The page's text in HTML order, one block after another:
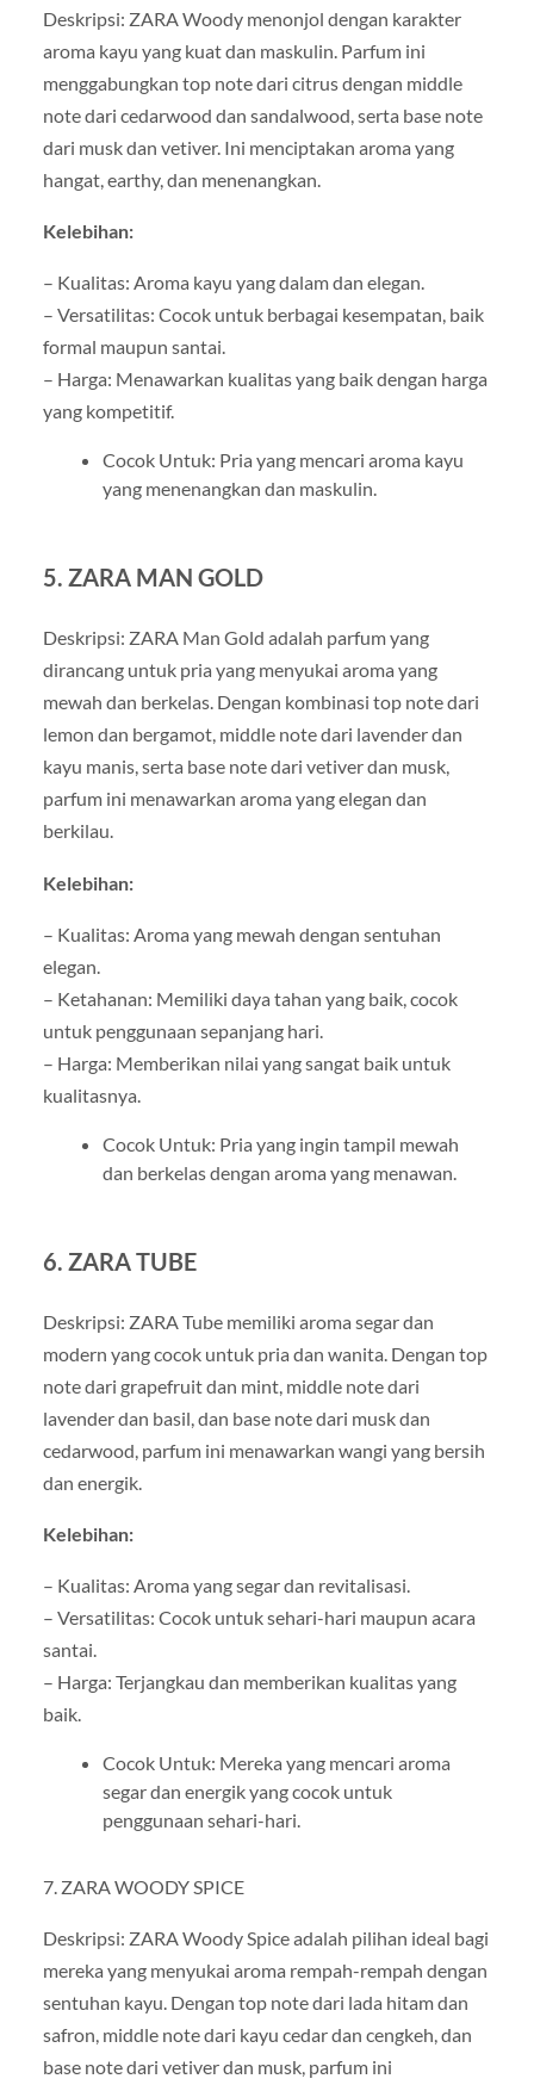
Deskripsi: ZARA Woody menonjol dengan karakter
aroma kayu yang kuat dan maskulin. Parfum ini
menggabungkan top note dari citrus dengan middle
note dari cedarwood dan sandalwood, serta base note
dari musk dan vetiver. Ini menciptakan aroma yang
hangat, earthy, dan menenangkan.
Kelebihan:
– Kualitas: Aroma kayu yang dalam dan elegan.
– Versatilitas: Cocok untuk berbagai kesempatan, baik
formal maupun santai.
– Harga: Menawarkan kualitas yang baik dengan harga
yang kompetitif.
Cocok Untuk: Pria yang mencari aroma kayu
yang menenangkan dan maskulin.
5. ZARA MAN GOLD
Deskripsi: ZARA Man Gold adalah parfum yang
dirancang untuk pria yang menyukai aroma yang
mewah dan berkelas. Dengan kombinasi top note dari
lemon dan bergamot, middle note dari lavender dan
kayu manis, serta base note dari vetiver dan musk,
parfum ini menawarkan aroma yang elegan dan
berkilau.
Kelebihan:
– Kualitas: Aroma yang mewah dengan sentuhan
elegan.
– Ketahanan: Memiliki daya tahan yang baik, cocok
untuk penggunaan sepanjang hari.
– Harga: Memberikan nilai yang sangat baik untuk
kualitasnya.
Cocok Untuk: Pria yang ingin tampil mewah
dan berkelas dengan aroma yang menawan.
6. ZARA TUBE
Deskripsi: ZARA Tube memiliki aroma segar dan
modern yang cocok untuk pria dan wanita. Dengan top
note dari grapefruit dan mint, middle note dari
lavender dan basil, dan base note dari musk dan
cedarwood, parfum ini menawarkan wangi yang bersih
dan energik.
Kelebihan:
– Kualitas: Aroma yang segar dan revitalisasi.
– Versatilitas: Cocok untuk sehari-hari maupun acara
santai.
– Harga: Terjangkau dan memberikan kualitas yang
baik.
Cocok Untuk: Mereka yang mencari aroma
segar dan energik yang cocok untuk
penggunaan sehari-hari.
7. ZARA WOODY SPICE
Deskripsi: ZARA Woody Spice adalah pilihan ideal bagi
mereka yang menyukai aroma rempah-rempah dengan
sentuhan kayu. Dengan top note dari lada hitam dan
safron, middle note dari kayu cedar dan cengkeh, dan
base note dari vetiver dan musk, parfum ini